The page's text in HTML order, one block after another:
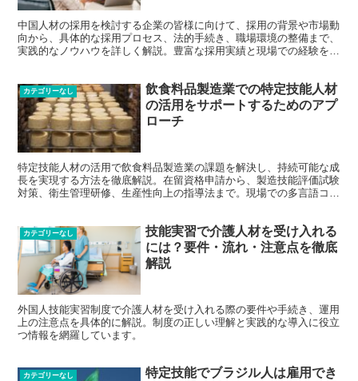
中国人材の採用を検討する企業の皆様に向けて、採用の背景や市場動
向から、具体的な採用プロセス、法的手続き、職場環境の整備まで、
実践的なノウハウを詳しく解説。豊富な採用実績と現場での経験を基
す皆様の採用活動を支援します。
カテゴリーなし
飲食料品製造業での特定技能人材
の活用をサポートするためのアプ
ローチ
特定技能人材の活用で飲食料品製造業の課題を解決し、持続可能な成
長を実現する方法を徹底解説。在留資格申請から、製造技能評価試験
対策、衛生管理研修、生産性向上の指導法まで。現場での多言語コミ
カテゴリーなし
技能実習で介護人材を受け入れる
には？要件・流れ・注意点を徹底
解説
外国人技能実習制度で介護人材を受け入れる際の要件や手続き、運用
上の注意点を具体的に解説。制度の正しい理解と実践的な導入に役立
つ情報を網羅しています。
カテゴリーなし
特定技能でブラジル人は雇用でき